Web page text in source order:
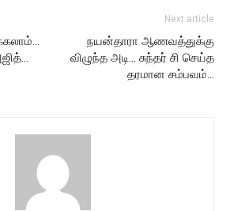
Next article
நயன்தாரா ஆணவத்துக்கு
விழுந்த அடி… சுந்தர் சி செய்த
தரமான சம்பவம்…